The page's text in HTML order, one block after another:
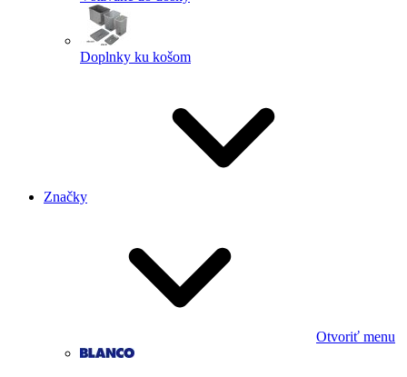
Doplnky ku košom
Značky
Otvoriť menu